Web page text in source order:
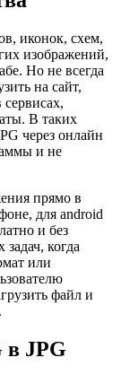
иконок, схем,
изображений,
Но не всегда
на сайт,
В таких
через онлайн
и не
прямо в
для android
и без
когда
или
файл и
в JPG